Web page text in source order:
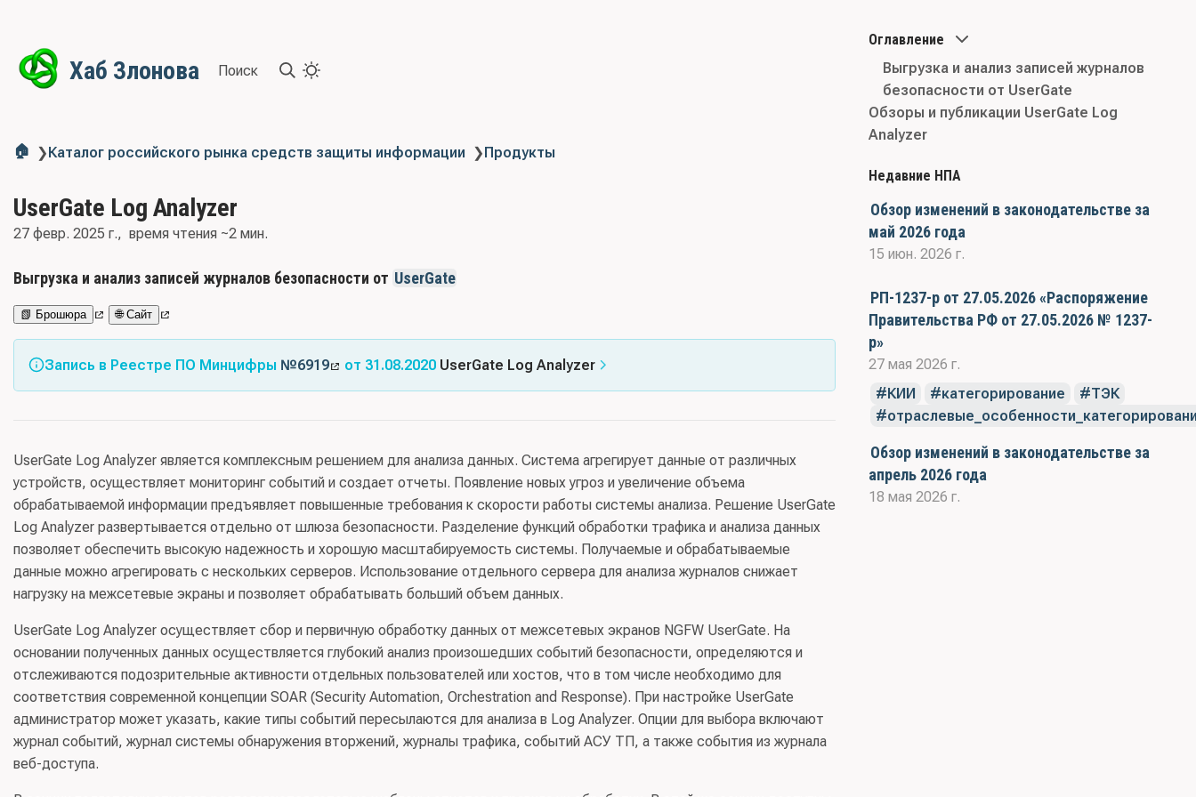
Хаб Злонова Поиск
🏠 ❯Каталог российского рынка средств защиты информации ❯Продукты
UserGate Log Analyzer
27 февр. 2025 г. время чтения ~2 мин.
Выгрузка и анализ записей журналов безопасности от UserGate
📗 Брошюра 🌐 Сайт
Запись в Реестре ПО Минцифры №6919 от 31.08.2020 UserGate Log Analyzer
Код(ы) продукции:
62 Продукты программные и услуги по разработке программного обеспечения; консультационные
и аналогичные услуги в области информационных технологий
Правообладатель:ООО “ЮЗЕРГЕЙТ” (ИНН 5408308256)
UserGate Log Analyzer является комплексным решением для анализа данных. Система агрегирует данные от различных
устройств, осуществляет мониторинг событий и создает отчеты. Появление новых угроз и увеличение объема
обрабатываемой информации предъявляет повышенные требования к скорости работы системы анализа. Решение UserGate
Log Analyzer развертывается отдельно от шлюза безопасности. Разделение функций обработки трафика и анализа данных
позволяет обеспечить высокую надежность и хорошую масштабируемость системы. Получаемые и обрабатываемые
данные можно агрегировать с нескольких серверов. Использование отдельного сервера для анализа журналов снижает
нагрузку на межсетевые экраны и позволяет обрабатывать больший объем данных.
UserGate Log Analyzer осуществляет сбор и первичную обработку данных от межсетевых экранов NGFW UserGate. На
основании полученных данных осуществляется глубокий анализ произошедших событий безопасности, определяются и
отслеживаются подозрительные активности отдельных пользователей или хостов, что в том числе необходимо для
соответствия современной концепции SOAR (Security Automation, Orchestration and Response). При настройке UserGate
администратор может указать, какие типы событий пересылаются для анализа в Log Analyzer. Опции для выбора включают
журнал событий, журнал системы обнаружения вторжений, журналы трафика, событий АСУ ТП, а также события из журнала
веб-доступа.
Оглавление
Выгрузка и анализ записей журналов
безопасности от UserGate
Обзоры и публикации UserGate Log
Analyzer
Недавние НПА
Обзор изменений в законодательстве за
май 2026 года
15 июн. 2026 г.
РП-1237-р от 27.05.2026 «Распоряжение
Правительства РФ от 27.05.2026 № 1237-
р»
27 мая 2026 г.
КИИ
категорирование
ТЭК
Обзор изменений в законодательстве за
апрель 2026 года
18 мая 2026 г.